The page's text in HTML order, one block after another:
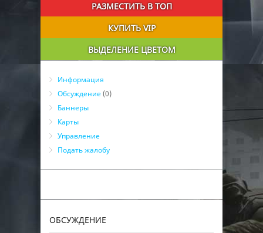
РАЗМЕСТИТЬ В ТОП
КУПИТЬ VIP
ВЫДЕЛЕНИЕ ЦВЕТОМ
Информация
Обсуждение (0)
Баннеры
Карты
Управление
Подать жалобу
ОБСУЖДЕНИЕ